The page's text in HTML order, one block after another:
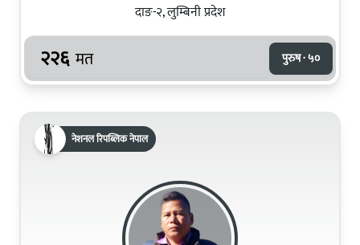
दाङ-२, लुम्बिनी प्रदेश
२२६ मत पुरुष · ५०
नेशनल रिपब्लिक नेपाल